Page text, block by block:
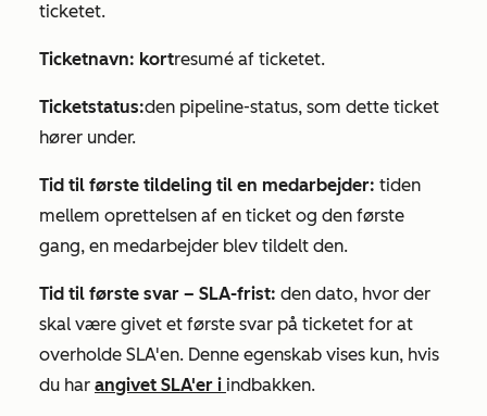
ticketet.
Ticketnavn: kortresumé af ticketet.
Ticketstatus:den pipeline-status, som dette ticket
hører under.
Tid til første tildeling til en medarbejder: tiden
mellem oprettelsen af en ticket og den første
gang, en medarbejder blev tildelt den.
Tid til første svar – SLA-frist: den dato, hvor der
skal være givet et første svar på ticketet for at
overholde SLA'en. Denne egenskab vises kun, hvis
du har angivet SLA'er i indbakken.